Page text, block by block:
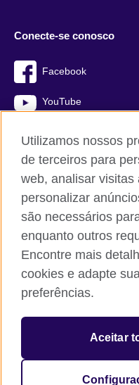
Conecte-se conosco
Facebook
YouTube
British Council global
Comentários e reclamações
Política de privacidade e
© 2026 British Council
The United Kingdom’s
relations and educational
Utilizamos nossos
de terceiros para
web, analisar
personalizar
são necessários
enquanto outros
Encontre mais
cookies e adapte
preferências.
Aceitar